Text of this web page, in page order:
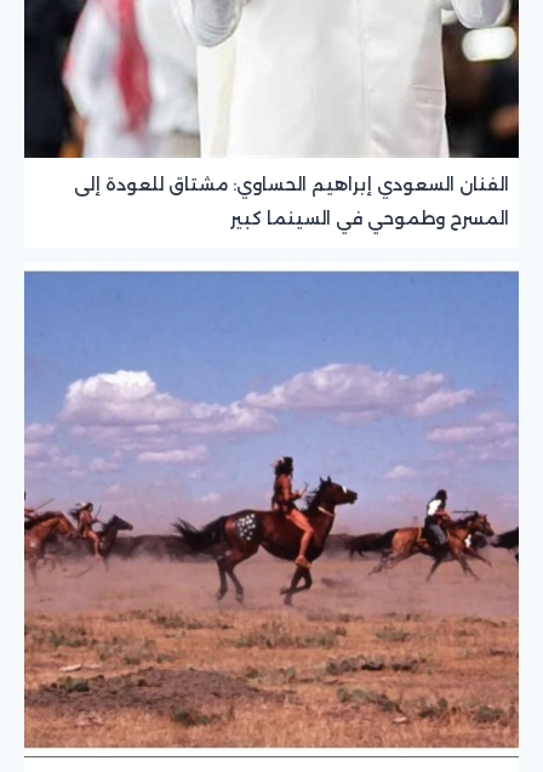
الفنان السعودي إبراهيم الحساوي: مشتاق للعودة إلى
المسرح وطموحي في السينما كبير